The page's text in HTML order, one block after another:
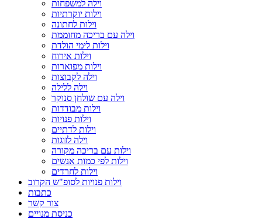
וילה למשפחות
וילות יוקרתיות
וילות לחתונה
וילה עם בריכה מחוממת
וילות לימי הולדת
וילות אירוח
וילות מפוארות
וילה לקבוצות
וילה ללילה
וילה עם שולחן סנוקר
וילות מבודדות
וילות פנויות
וילות לדתיים
וילה לזוגות
וילות עם בריכה מקורה
וילות לפי כמות אנשים
וילות לחרדים
וילות פנויות לסופ"ש הקרוב
כתבות
צור קשר
כניסת מנויים